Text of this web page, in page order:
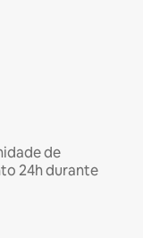
de
24h durante